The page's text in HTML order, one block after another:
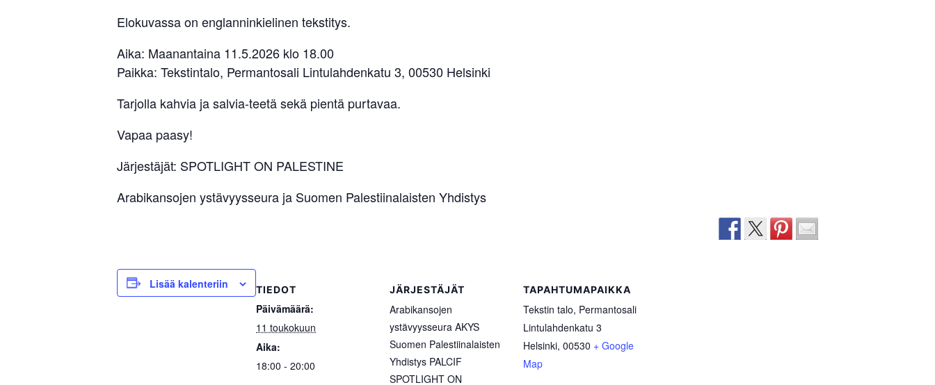
Elokuvassa on englanninkielinen tekstitys.
Aika: Maanantaina 11.5.2026 klo 18.00
Paikka: Tekstintalo, Permantosali Lintulahdenkatu 3, 00530 Helsinki
Tarjolla kahvia ja salvia-teetä sekä pientä purtavaa.
Vapaa paasy!
Järjestäjät: SPOTLIGHT ON PALESTINE
Arabikansojen ystävyysseura ja Suomen Palestiinalaisten Yhdistys
Lisää kalenteriin TIEDOT
Päivämäärä:
11 toukokuun
Aika:
18:00 - 20:00
JÄRJESTÄJÄT
Arabikansojen
ystävyysseura AKYS
Suomen Palestiinalaisten
Yhdistys PALCIF
SPOTLIGHT ON
TAPAHTUMAPAIKKA
Tekstin talo, Permantosali
Lintulahdenkatu 3
Helsinki, 00530 + Google
Map